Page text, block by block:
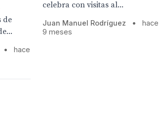
celebra con visitas al...
Juan Manuel Rodríguez •
hace
9 meses
de
•
hace